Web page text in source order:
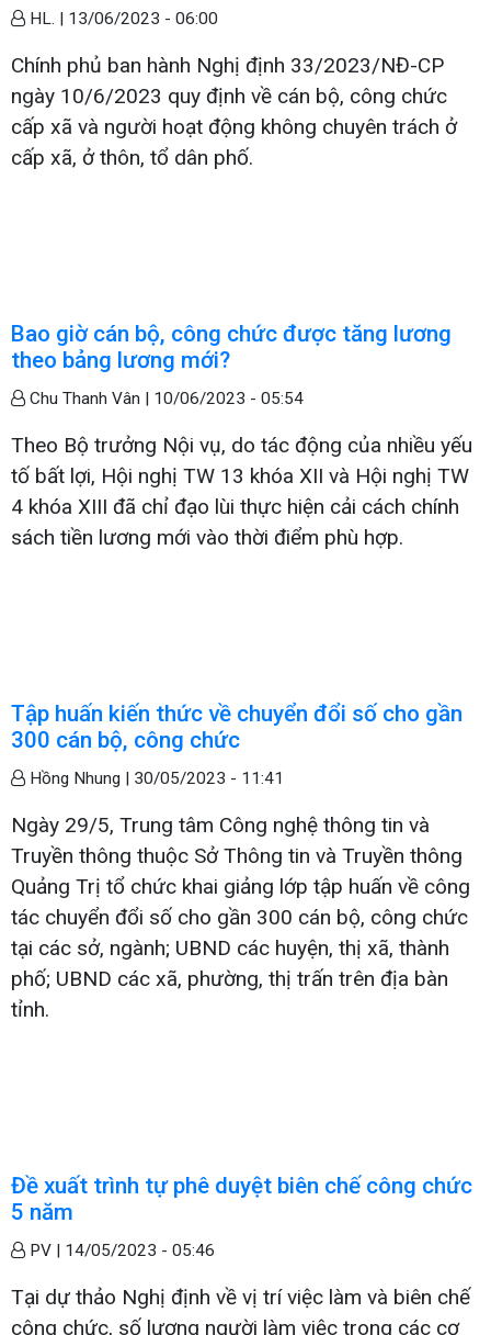
HL. | 13/06/2023 - 06:00
Chính phủ ban hành Nghị định 33/2023/NĐ-CP
ngày 10/6/2023 quy định về cán bộ, công chức
cấp xã và người hoạt động không chuyên trách ở
cấp xã, ở thôn, tổ dân phố.
Bao giờ cán bộ, công chức được tăng lương
theo bảng lương mới?
Chu Thanh Vân | 10/06/2023 - 05:54
Theo Bộ trưởng Nội vụ, do tác động của nhiều yếu
tố bất lợi, Hội nghị TW 13 khóa XII và Hội nghị TW
4 khóa XIII đã chỉ đạo lùi thực hiện cải cách chính
sách tiền lương mới vào thời điểm phù hợp.
Tập huấn kiến thức về chuyển đổi số cho gần
300 cán bộ, công chức
Hồng Nhung | 30/05/2023 - 11:41
Ngày 29/5, Trung tâm Công nghệ thông tin và
Truyền thông thuộc Sở Thông tin và Truyền thông
Quảng Trị tổ chức khai giảng lớp tập huấn về công
tác chuyển đổi số cho gần 300 cán bộ, công chức
tại các sở, ngành; UBND các huyện, thị xã, thành
phố; UBND các xã, phường, thị trấn trên địa bàn
tỉnh.
Đề xuất trình tự phê duyệt biên chế công chức
5 năm
PV | 14/05/2023 - 05:46
Tại dự thảo Nghị định về vị trí việc làm và biên chế
công chức, số lượng người làm việc trong các cơ